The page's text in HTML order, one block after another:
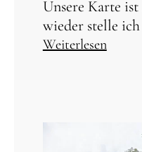
Unsere Karte
wieder stelle
Weiterlesen